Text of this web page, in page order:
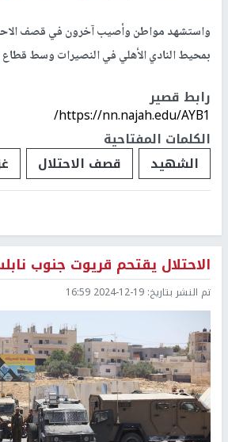
واستشهد مواطن وأصيب آخرون في قصف
بمحيط النادي الأهلي في النصيرات وسط قطاع
رابط قصير
https://nn.najah.edu/AYB1/
الكلمات المفتاحية
الشهيد
قصف الاحتلال
الاحتلال يقتحم قريوت جنوب
تم النشر بتاريخ: 2024-12-19 16:59